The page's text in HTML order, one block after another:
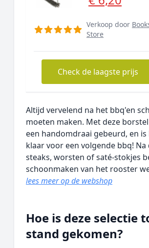
Verkoop door
Store
Check de laagste prijs
Altijd vervelend na het bbq'en
moeten maken. Met deze
een handomdraai gebeurd, en
klaar voor een volgende bbq! Na
steaks, worsten of saté-stokjes
schoonmaken van het rooster
lees meer op de webshop
Hoe is deze selectie
stand gekomen?